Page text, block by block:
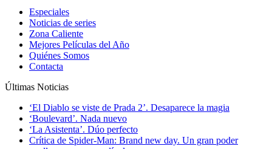
Especiales
Noticias de series
Zona Caliente
Mejores Películas del Año
Quiénes Somos
Contacta
Últimas Noticias
‘El Diablo se viste de Prada 2’. Desaparece la magia
‘Boulevard’. Nada nuevo
‘La Asistenta’. Dúo perfecto
Crítica de Spider-Man: Brand new day. Un gran poder